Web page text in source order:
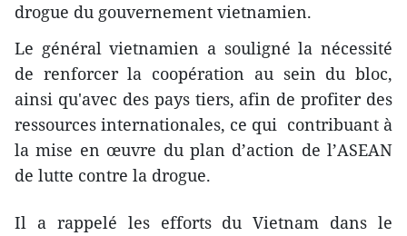
drogue du gouvernement vietnamien.
Le général vietnamien a souligné la nécessité
de renforcer la coopération au sein du bloc,
ainsi qu'avec d​es pays tiers, afin de profiter des
ressources internationales, ce qui contribuant à
la mise en œuvre du plan d’action de l’ASEAN
de lutte contre la drogue.
Il a rappelé les efforts du Vietnam dans le